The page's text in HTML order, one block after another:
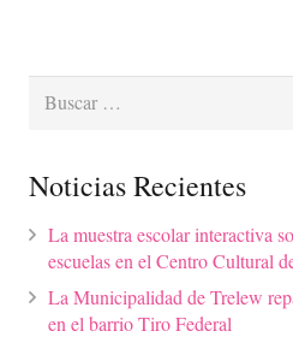
Buscar:
Noticias Recientes
La muestra escolar interactiva
escuelas en el Centro Cultural
La Municipalidad de Trelew
en el barrio Tiro Federal